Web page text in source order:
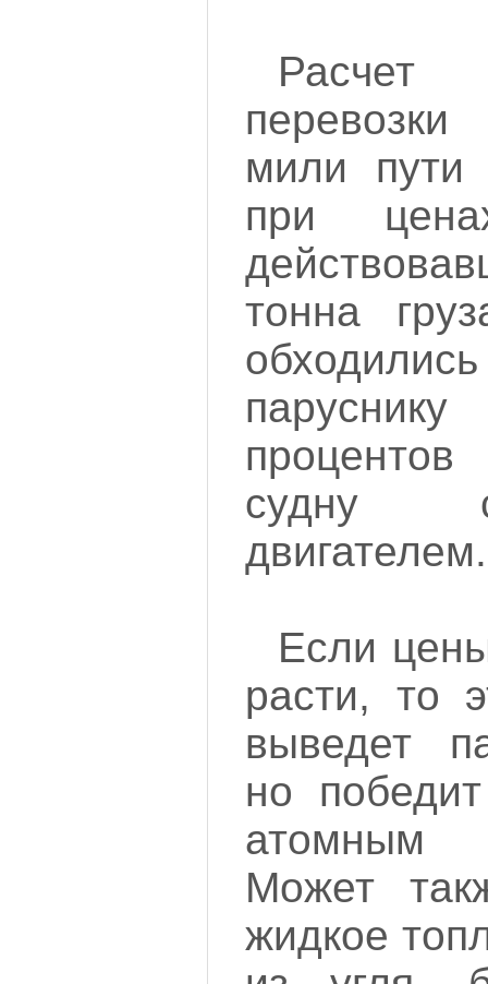
мили пути
при
тонна
судну
двигателем.
Если
расти, то
выведет
но
атомным
Может
жидкое